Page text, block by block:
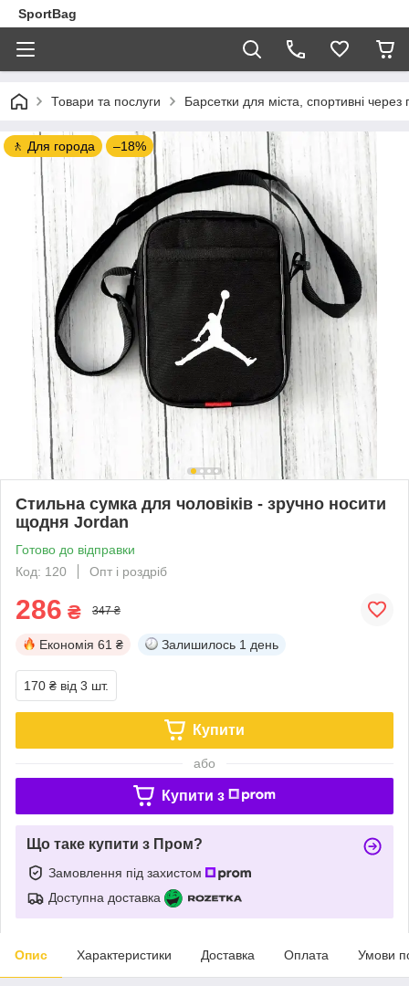
SportBag
Товари та послуги Барсетки для міста, спортивні через
🚶 Для города –18%
Стильна сумка для чоловіків - зручно носити
щодня Jordan
Готово до відправки
Код: 120
Опт і роздріб
286 ₴ 347 ₴
Економія 61 ₴ Залишилось 1 день
170 ₴ від 3 шт.
Купити
або
Купити з
Що таке купити з Пром?
Замовлення під захистом
Доступна доставка
Опис Характеристики Доставка Оплата Умови